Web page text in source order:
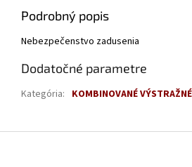
Podrobný popis
Nebezpečenstvo zadusenia
Dodatočné parametre
Kategória: KOMBINOVANÉ